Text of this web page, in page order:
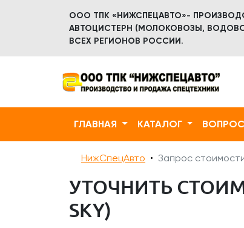
ООО ТПК «НИЖСПЕЦАВТО»-
АВТОЦИСТЕРН (МОЛОКОВОЗЫ,
ВСЕХ РЕГИОНОВ РОССИИ.
ГЛАВНАЯ КАТАЛОГ
НижСпецАвто Запрос
УТОЧНИТЬ
SKY)